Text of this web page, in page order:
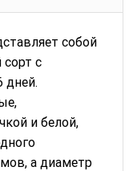
собой
с
дней.
и белой,
а диаметр